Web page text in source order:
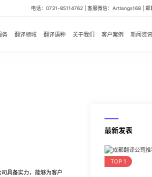
电话：0731-85114762 | 客服微信：Artlangs168 |
务 翻译领域 翻译语种 关于我们 客户案例 新闻资讯
具备实力，能够为客户
最新发表
TOP 1